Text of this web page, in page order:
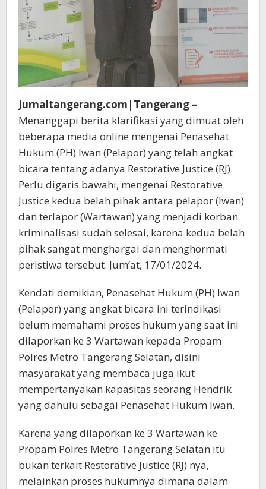
Jurnaltangerang.com|Tangerang –
Menanggapi berita klarifikasi yang dimuat oleh
beberapa media online mengenai Penasehat
Hukum (PH) Iwan (Pelapor) yang telah angkat
bicara tentang adanya Restorative Justice (RJ).
Perlu digaris bawahi, mengenai Restorative
Justice kedua belah pihak antara pelapor (Iwan)
dan terlapor (Wartawan) yang menjadi korban
kriminalisasi sudah selesai, karena kedua belah
pihak sangat menghargai dan menghormati
peristiwa tersebut. Jum’at, 17/01/2024.
Kendati demikian, Penasehat Hukum (PH) Iwan
(Pelapor) yang angkat bicara ini terindikasi
belum memahami proses hukum yang saat ini
dilaporkan ke 3 Wartawan kepada Propam
Polres Metro Tangerang Selatan, disini
masyarakat yang membaca juga ikut
mempertanyakan kapasitas seorang Hendrik
yang dahulu sebagai Penasehat Hukum Iwan.
Karena yang dilaporkan ke 3 Wartawan ke
Propam Polres Metro Tangerang Selatan itu
bukan terkait Restorative Justice (RJ) nya,
melainkan proses hukumnya dimana dalam